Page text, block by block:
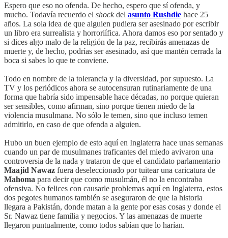
Espero que eso no ofenda. De hecho, espero que sí ofenda, y
mucho. Todavía recuerdo el shockdel asunto Rushdie hace 25
años. La sola idea de que alguien pudiera ser asesinado por escribir
un libro era surrealista y horroriífica. Ahora damos eso por sentado y
si dices algo malo de la religión de la paz, recibirás amenazas de
muerte y, de hecho, podrías ser asesinado, así que mantén cerrada la
boca si sabes lo que te conviene.
Todo en nombre de la tolerancia y la diversidad, por supuesto. La
TV y los periódicos ahora se autocensuran rutinariamente de una
forma que habría sido impensable hace décadas, no porque quieran
ser sensibles, como afirman, sino porque tienen miedo de la
violencia musulmana. No sólo le temen, sino que incluso temen
admitirlo, en caso de que ofenda a alguien.
Hubo un buen ejemplo de esto aquí en Inglaterra hace unas semanas
cuando un par de musulmanes traficantes del miedo avivaron una
controversia de la nada y trataron de que el candidato parlamentario
Maajid Nawaz fuera deseleccionado por tuitear una caricatura de
Mahoma para decir que como musulmán, él no la encontraba
ofensiva. No felices con causarle problemas aquí en Inglaterra, estos
dos pegotes humanos también se aseguraron de que la historia
llegara a Pakistán, donde matan a la gente por esas cosas y donde el
Sr. Nawaz tiene familia y negocios. Y las amenazas de muerte
llegaron puntualmente, como todos sabían que lo harían.